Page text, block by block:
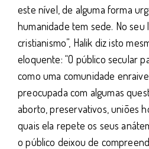
este nível, de alguma forma
humanidade tem sede. No seu
cristianismo”, Halik diz isto
eloquente: “O público secular
como uma comunidade
preocupada com algumas
aborto, preservativos, uniões
quais ela repete os seus
o público deixou de